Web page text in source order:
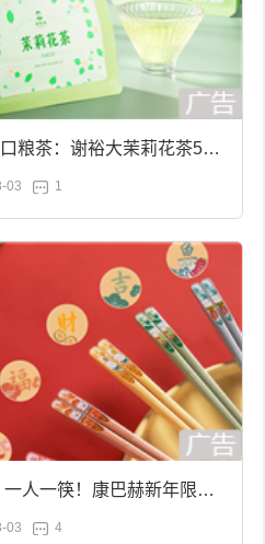
粮茶：谢裕大茉莉花茶50g
到手
03 1
一人一筷！康巴赫新年限定
促：19.9元
03 4